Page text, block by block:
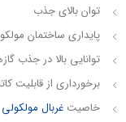
توان بالای جذب
پایداری ساختمان
توانایی بالا در جذب
برخورداری از قابلیت
خاصیت غربال مولکولی